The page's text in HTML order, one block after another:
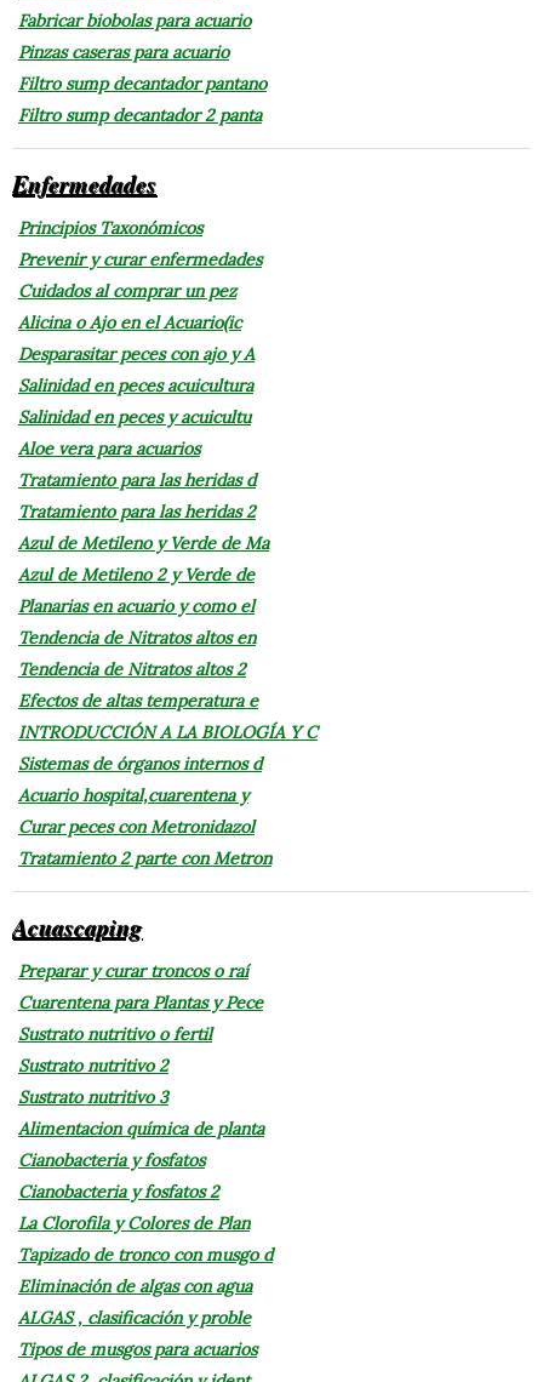
Fabricar biobolas para acuario
Pinzas caseras para acuario
Filtro sump decantador pantano
Filtro sump decantador 2 panta
Enfermedades
Principios Taxonómicos
Prevenir y curar enfermedades
Cuidados al comprar un pez
Alicina o Ajo en el Acuario(ic
Desparasitar peces con ajo y A
Salinidad en peces acuicultura
Salinidad en peces y acuicultu
Aloe vera para acuarios
Tratamiento para las heridas d
Tratamiento para las heridas 2
Azul de Metileno y Verde de Ma
Azul de Metileno 2 y Verde de
Planarias en acuario y como el
Tendencia de Nitratos altos en
Tendencia de Nitratos altos 2
Efectos de altas temperatura e
INTRODUCCIÓN A LA BIOLOGÍA Y C
Sistemas de órganos internos d
Acuario hospital,cuarentena y
Curar peces con Metronidazol
Tratamiento 2 parte con Metron
Acuascaping
Preparar y curar troncos o raí
Cuarentena para Plantas y Pece
Sustrato nutritivo o fertil
Sustrato nutritivo 2
Sustrato nutritivo 3
Alimentacion química de planta
Cianobacteria y fosfatos
Cianobacteria y fosfatos 2
La Clorofila y Colores de Plan
Tapizado de tronco con musgo d
Eliminación de algas con agua
ALGAS , clasificación y proble
Tipos de musgos para acuarios